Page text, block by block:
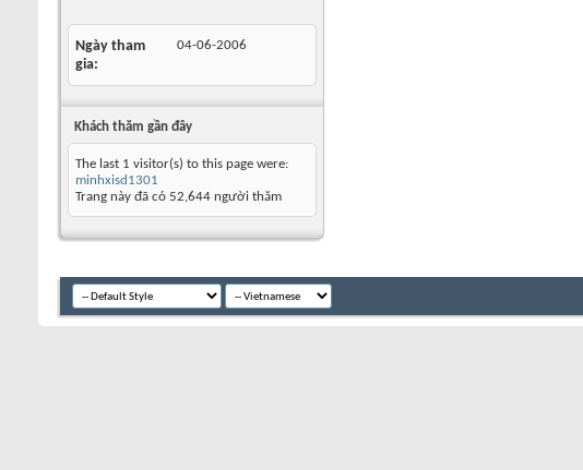
Ngày tham
gia
04-06-2006
Khách thăm gần đây
The last 1 visitor(s) to this page were:
minhxisd1301
Trang này đã có 52,644 người thăm